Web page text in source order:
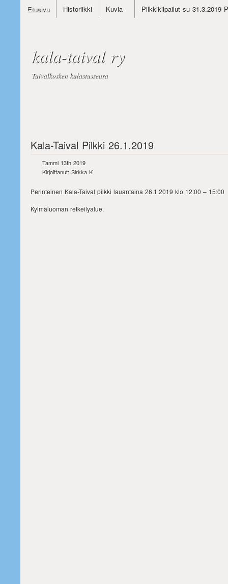
Etusivu Historiikki Kuvia Pilkkikilpailut su 31.3.2019
kala-taival ry
Taivalkosken kalastusseura
Kala-Taival Pilkki 26.1.2019
Tammi 13th 2019
Kirjoittanut: Sirkka K
Perinteinen Kala-Taival pilkki lauantaina 26.1.2019 klo 12:00 – 15:00
Kylmäluoman retkeilyalue.